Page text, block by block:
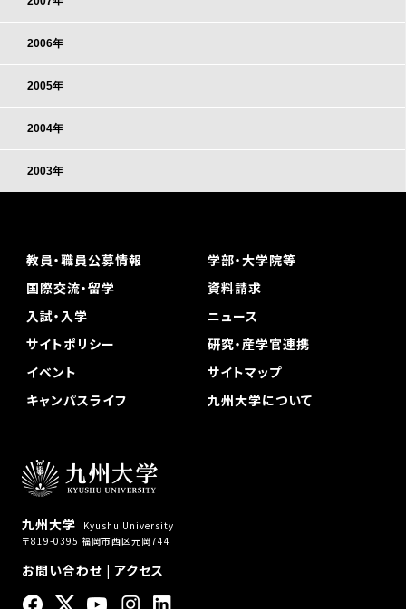
2006年
2005年
2004年
2003年
九州大学
Kyushu University
〒819-0395 福岡市西区元岡744
お問い合わせ| アクセス
教員・職員公募情報
学部・大学院等
国際交流・留学
資料請求
入試・入学
ニュース
サイトポリシー
研究・産学官連携
イベント
サイトマップ
キャンパスライフ
九州大学について